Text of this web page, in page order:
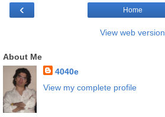
‹ Home
View web version
About Me
4040e
View my complete profile